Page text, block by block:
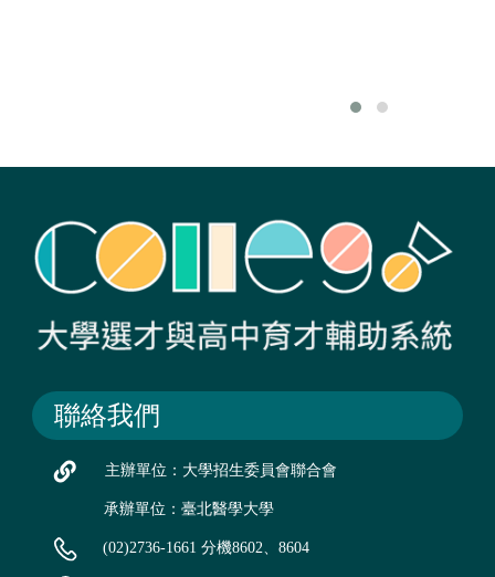
聯絡我們
主辦單位：大學招生委員會聯合會
承辦單位：臺北醫學大學
(02)2736-1661 分機8602、8604